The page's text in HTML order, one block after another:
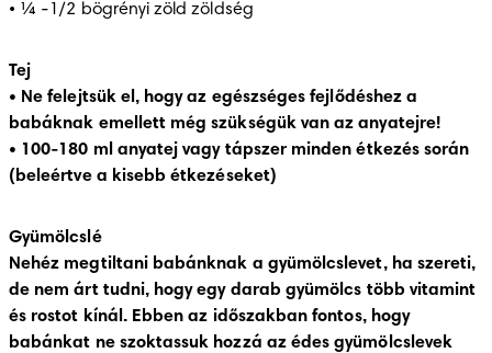
• ¼ -1/2 bögrényi zöld zöldség
Tej
• Ne felejtsük el, hogy az egészséges fejlődéshez a
babáknak emellett még szükségük van az anyatejre!
• 100-180 ml anyatej vagy tápszer minden étkezés során
(beleértve a kisebb étkezéseket)
Gyümölcslé
Nehéz megtiltani babánknak a gyümölcslevet, ha szereti,
de nem árt tudni, hogy egy darab gyümölcs több vitamint
és rostot kínál. Ebben az időszakban fontos, hogy
babánkat ne szoktassuk hozzá az édes gyümölcslevek